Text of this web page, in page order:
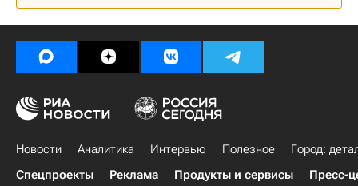
Новости Аналитика Интервью Полезное
Город:
Спецпроекты
Реклама Продукты и сервисы Пресс-